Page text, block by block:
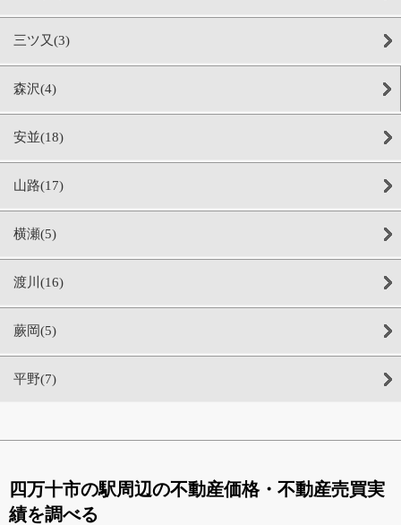
三ツ又(3)
森沢(4)
安並(18)
山路(17)
横瀬(5)
渡川(16)
蕨岡(5)
平野(7)
四万十市の駅周辺の不動産価格・不動産売買実
績を調べる